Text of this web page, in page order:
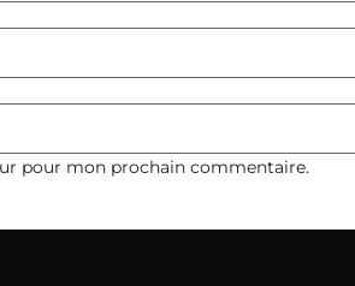
pour mon prochain commentaire.